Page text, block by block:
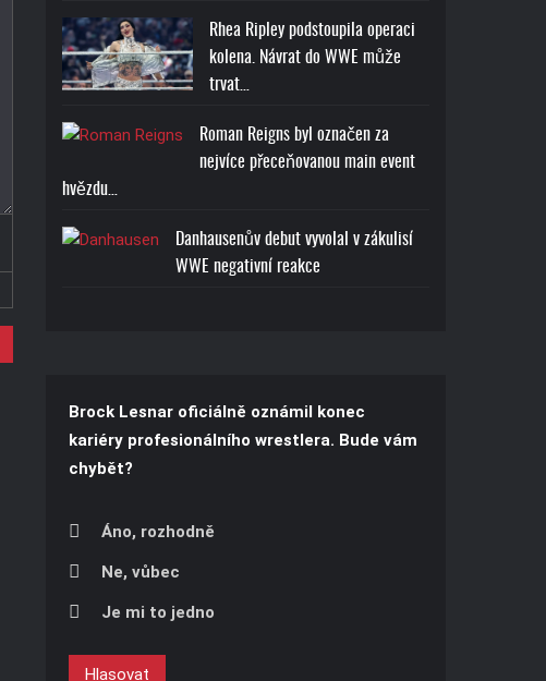
Rhea Ripley podstoupila operaci
kolena. Návrat do WWE může
trvat…
Roman Reigns byl označen za
nejvíce přeceňovanou main event
hvězdu…
Danhausenův debut vyvolal v zákulisí
WWE negativní reakce
Brock Lesnar oficiálně oznámil konec
kariéry profesionálního wrestlera. Bude vám
chybět?
Áno, rozhodně
Ne, vůbec
Je mi to jedno
Hlasovat